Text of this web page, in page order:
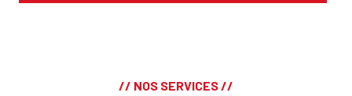
// NOS SERVICES //